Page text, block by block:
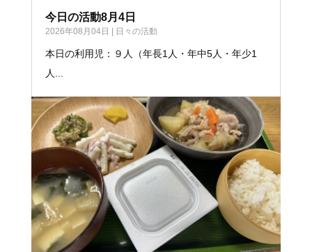
今日の活動8月4日
2026年08月04日 日々の活動
本日の利用児：９人（年長1人・年中5人・年少1
人...